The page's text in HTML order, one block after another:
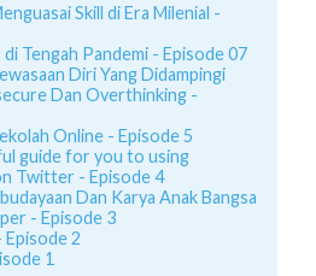
Skill di Era Milenial -
Tengah Pandemi - Episode 07
Diri Yang Didampingi
Dan Overthinking -
Online - Episode 5
guide for you to using
Twitter - Episode 4
Dan Karya Anak Bangsa
- Episode 3
Episode 2
1